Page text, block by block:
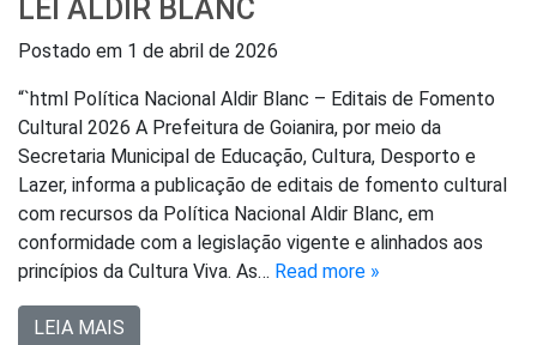
LEI ALDIR BLANC
Postado em 1 de abril de 2026
“`html Política Nacional Aldir Blanc – Editais de Fomento
Cultural 2026 A Prefeitura de Goianira, por meio da
Secretaria Municipal de Educação, Cultura, Desporto e
Lazer, informa a publicação de editais de fomento cultural
com recursos da Política Nacional Aldir Blanc, em
conformidade com a legislação vigente e alinhados aos
princípios da Cultura Viva. As… Read more »
LEIA MAIS